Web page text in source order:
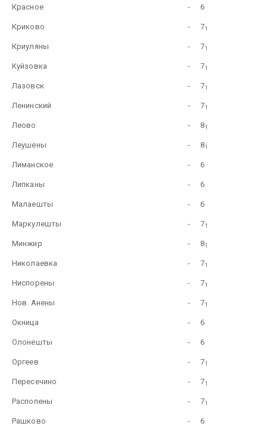
Красное - 6
Криково - 71
Криуляны - 71
Куйзовка - 71
Лазовск - 71
Ленинский - 71
Леово - 81
Леушены - 81
Лиманскoe - 6
Липканы - 6
Малаешты - 6
Маркулешты - 71
Минжир - 81
Николаевка - 71
Ниспорены - 71
Нов. Анены - 71
Окница - 6
Олонешты - 6
Оргеев - 71
Пересечино - 71
Распопены - 71
Рашково - 6